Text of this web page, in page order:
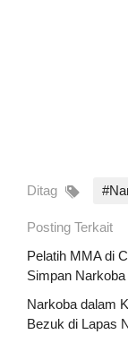
Ditag
Posting Terkait
Pelatih MMA di
Simpan
Narkoba dalam
Bezuk di Lapas